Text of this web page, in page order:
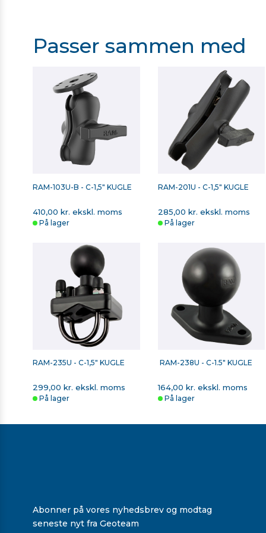
RAM Mounts Brochure - Off-road køretøjer
RAM Mounts Brochure - Mountainbikes
Passer sammen med
RAM-103U-B - C-1,5" KUGLE
410,00 kr. ekskl. moms
På lager
RAM-201U - C-1,5" KUGLE
285,00 kr. ekskl. moms
På lager
RAM-235U - C-1,5" KUGLE
299,00 kr. ekskl. moms
På lager
RAM-238U - C-1.5" KUGLE
164,00 kr. ekskl. moms
På lager
Abonner på vores nyhedsbrev og modtag
seneste nyt fra Geoteam